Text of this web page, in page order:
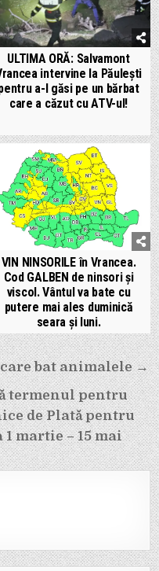
ULTIMA ORĂ: Salvamont
intervine la Păulești
a-l găsi pe un bărbat
care a căzut cu ATV-ul!
VIN NINSORILE în Vrancea.
Cod GALBEN de ninsori și
viscol. Vântul va bate cu
putere mai ales duminică
seara și luni.
bat animalele →
termenul pentru
de Plată pentru
martie – 15 mai